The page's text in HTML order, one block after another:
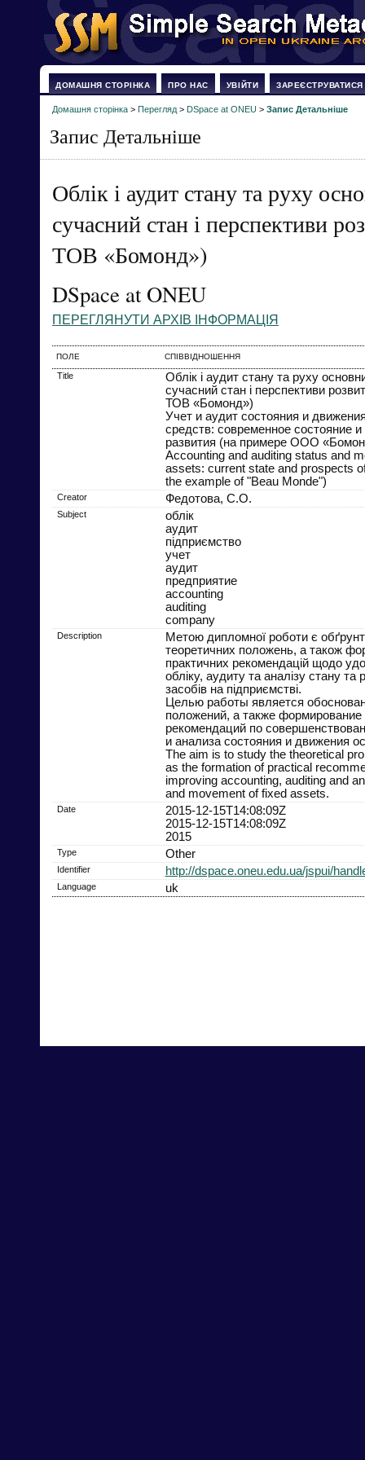
ДОМАШНЯ СТОРІНКА ПРО НАС УВІЙТИ ЗАРЕЄСТРУВАТИСЯ
Домашня сторінка > Перегляд > DSpace at ONEU > Запис Детальніше
Запис Детальніше
Облік і аудит стану та руху
сучасний стан і перспективи
ТОВ «Бомонд»)
DSpace at ONEU
ПЕРЕГЛЯНУТИ АРХІВ ІНФОРМАЦІЯ
ПОЛЕ СПІВВІДНОШЕННЯ
Title
Облік і аудит стану та руху
сучасний стан і перспективи
ТОВ «Бомонд»)
Учет и аудит состояния и
средств: современное состояние
развития (на примере ООО
Accounting and auditing status and
assets: current state and prospects
the example of "Beau Monde")
Creator Федотова, С.О.
Subject
облік
аудит
підприємство
учет
аудит
предприятие
accounting
auditing
company
Description
Метою дипломної роботи є
теоретичних положень, а також
практичних рекомендацій щодо
обліку, аудиту та аналізу стану та
засобів на підприємстві.
Целью работы является
положений, а также формирование
рекомендаций по
и анализа состояния и движения
The aim is to study the theoretical
as the formation of practical
improving accounting, auditing and
and movement of fixed assets.
Date
2015-12-15T14:08:09Z
2015-12-15T14:08:09Z
2015
Type Other
Identifier http://dspace.oneu.edu.ua/jspui/
Language uk